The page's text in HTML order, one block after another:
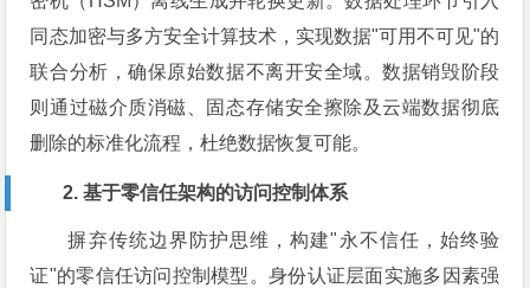
同态加密与多方安全计算技术，实现数据"可用不可见"的
联合分析，确保原始数据不离开安全域。数据销毁阶段
则通过磁介质消磁、固态存储安全擦除及云端数据彻底
删除的标准化流程，杜绝数据恢复可能。
2. 基于零信任架构的访问控制体系
摒弃传统边界防护思维，构建"永不信任，始终验
证"的零信任访问控制模型。身份认证层面实施多因素强